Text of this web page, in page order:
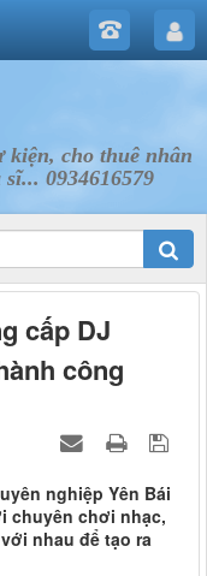
kiện, cho thuê nhân
0934616579
cấp DJ
công
nghiệp Yên Bái
chuyên chơi nhạc,
nhau để tạo ra